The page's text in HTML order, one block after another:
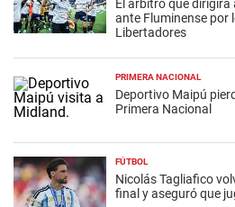
El árbitro que dirigirá
ante Fluminense por
Libertadores
PRIMERA NACIONAL
Deportivo Maipú
Primera Nacional
FÚTBOL
Nicolás Tagliafico
final y aseguró que